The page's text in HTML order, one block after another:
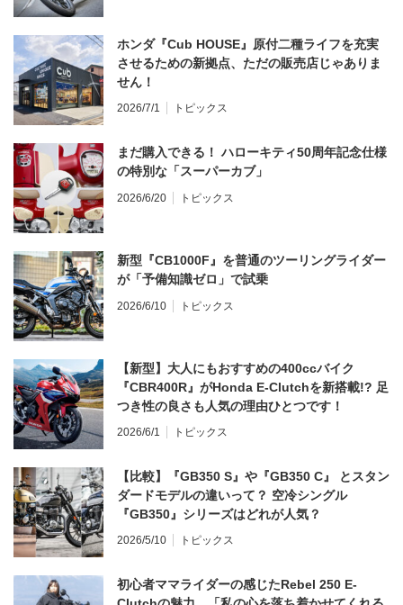
ホンダ『Cub HOUSE』原付二種ライフを充実
させるための新拠点、ただの販売店じゃありま
せん！
2026/7/1 トピックス
まだ購入できる！ ハローキティ50周年記念仕様
の特別な「スーパーカブ」
2026/6/20 トピックス
新型『CB1000F』を普通のツーリングライダー
が「予備知識ゼロ」で試乗
2026/6/10 トピックス
【新型】大人にもおすすめの400ccバイク
『CBR400R』がHonda E-Clutchを新搭載!? 足
つき性の良さも人気の理由ひとつです！
2026/6/1 トピックス
【比較】『GB350 S』や『GB350 C』 とスタン
ダードモデルの違いって？ 空冷シングル
『GB350』シリーズはどれが人気？
2026/5/10 トピックス
初心者ママライダーの感じたRebel 250 E-